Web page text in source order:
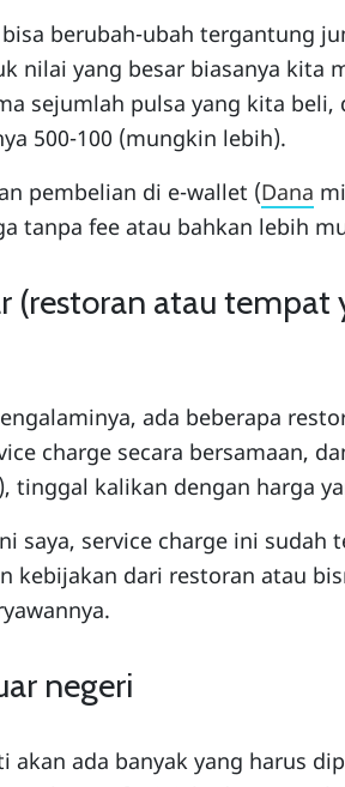
bisa berubah-ubah tergantung
nilai yang besar biasanya kita
sejumlah pulsa yang kita beli,
500-100 (mungkin lebih).
pembelian di e-wallet (Dana
tanpa fee atau bahkan lebih
(restoran atau tempat
ada beberapa
charge secara bersamaan,
tinggal kalikan dengan harga
saya, service charge ini sudah
kebijakan dari restoran atau
negeri
akan ada banyak yang harus